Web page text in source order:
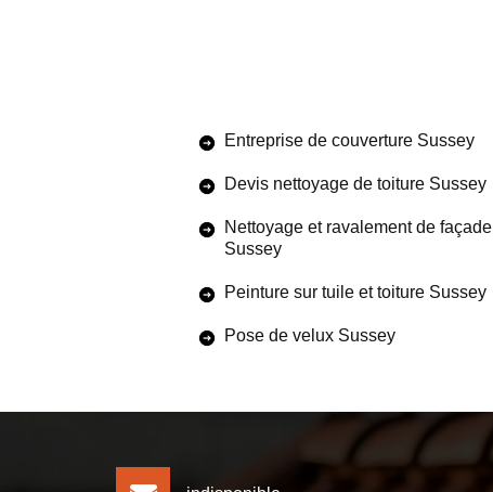
Entreprise de couverture Sussey
Devis nettoyage de toiture Sussey
Nettoyage et ravalement de façade
Sussey
Peinture sur tuile et toiture Sussey
Pose de velux Sussey